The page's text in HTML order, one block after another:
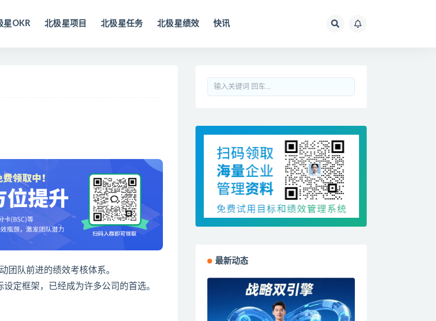
星OKR 北极星项目 北极星任务 北极星绩效 快讯
团队前进的绩效考核体系。
定框架，已经成为许多公司的首选。
最新动态